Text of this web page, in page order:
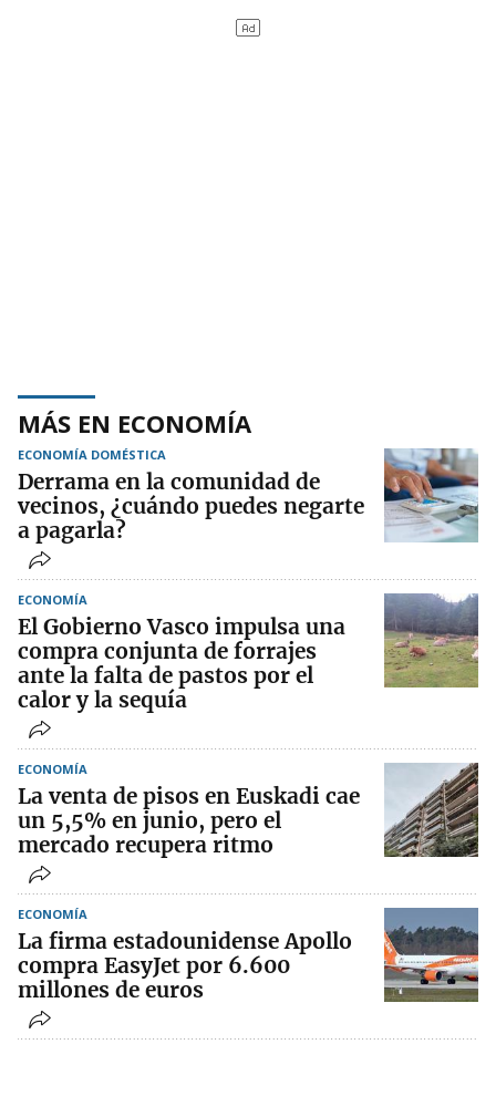
MÁS EN ECONOMÍA
ECONOMÍA DOMÉSTICA
Derrama en la comunidad de
vecinos, ¿cuándo puedes negarte
a pagarla?
ECONOMÍA
El Gobierno Vasco impulsa una
compra conjunta de forrajes
ante la falta de pastos por el
calor y la sequía
ECONOMÍA
La venta de pisos en Euskadi cae
un 5,5% en junio, pero el
mercado recupera ritmo
ECONOMÍA
La firma estadounidense Apollo
compra EasyJet por 6.600
millones de euros